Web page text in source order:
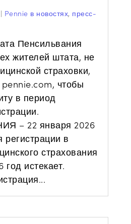
| Pennie в новостях, пресс-
Пенсильвания
жителей штата, не
страховки,
pennie.com, чтобы
в период
– 22 января 2026
в
страхования
год истекает.